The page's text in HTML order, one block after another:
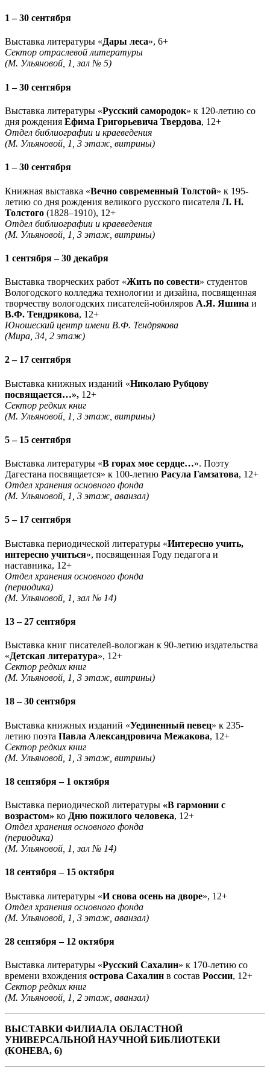
1 – 30 сентября
Выставка литературы «Дары леса», 6+
Сектор отраслевой литературы
(М. Ульяновой, 1, зал № 5)
1 – 30 сентября
Выставка литературы «Русский самородок» к 120-летию со
дня рождения Ефима Григорьевича Твердова, 12+
Отдел библиографии и краеведения
(М. Ульяновой, 1, 3 этаж, витрины)
1 – 30 сентября
Книжная выставка «Вечно современный Толстой» к 195-
летию со дня рождения великого русского писателя Л. Н.
Толстого (1828–1910), 12+
Отдел библиографии и краеведения
(М. Ульяновой, 1, 3 этаж, витрины)
1 сентября – 30 декабря
Выставка творческих работ «Жить по совести» студентов
Вологодского колледжа технологии и дизайна, посвященная
творчеству вологодских писателей-юбиляров А.Я. Яшина и
В.Ф. Тендрякова, 12+
Юношеский центр имени В.Ф. Тендрякова
(Мира, 34, 2 этаж)
2 – 17 сентября
Выставка книжных изданий «Николаю Рубцову
посвящается…», 12+
Сектор редких книг
(М. Ульяновой, 1, 3 этаж, витрины)
5 – 15 сентября
Выставка литературы «В горах мое сердце…». Поэту
Дагестана посвящается» к 100-летию Расула Гамзатова, 12+
Отдел хранения основного фонда
(М. Ульяновой, 1, 3 этаж, аванзал)
5 – 17 сентября
Выставка периодической литературы «Интересно учить,
интересно учиться», посвященная Году педагога и
наставника, 12+
Отдел хранения основного фонда
(периодика)
(М. Ульяновой, 1, зал № 14)
13 – 27 сентября
Выставка книг писателей-вологжан к 90-летию издательства
«Детская литература», 12+
Сектор редких книг
(М. Ульяновой, 1, 3 этаж, витрины)
18 – 30 сентября
Выставка книжных изданий «Уединенный певец» к 235-
летию поэта Павла Александровича Межакова, 12+
Сектор редких книг
(М. Ульяновой, 1, 3 этаж, витрины)
18 сентября – 1 октября
Выставка периодической литературы «В гармонии с
возрастом» ко Дню пожилого человека, 12+
Отдел хранения основного фонда
(периодика)
(М. Ульяновой, 1, зал № 14)
18 сентября – 15 октября
Выставка литературы «И снова осень на дворе», 12+
Отдел хранения основного фонда
(М. Ульяновой, 1, 3 этаж, аванзал)
28 сентября – 12 октября
Выставка литературы «Русский Сахалин» к 170-летию со
времени вхождения острова Сахалин в состав России, 12+
Сектор редких книг
(М. Ульяновой, 1, 2 этаж, аванзал)
ВЫСТАВКИ ФИЛИАЛА ОБЛАСТНОЙ
УНИВЕРСАЛЬНОЙ НАУЧНОЙ БИБЛИОТЕКИ
(КОНЕВА, 6)